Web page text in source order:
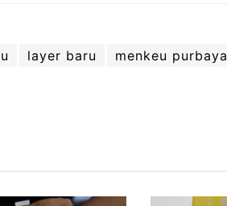
layer baru menkeu purbaya